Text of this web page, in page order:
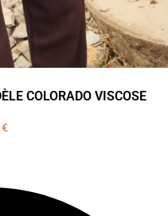
COLORADO VISCOSE
€